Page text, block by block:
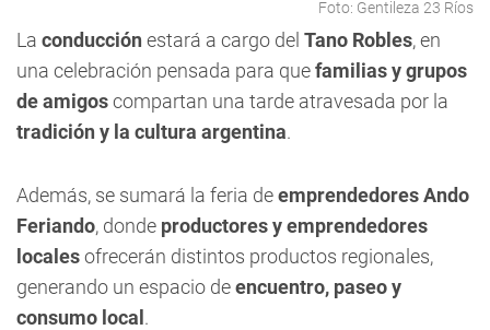
Foto: Gentileza 23 Ríos
La conducción estará a cargo del Tano Robles, en
una celebración pensada para quefamilias y grupos
de amigoscompartan una tarde atravesada por la
tradición y la cultura argentina.
Además, se sumará la feria deemprendedores Ando
Feriando, donde productores y emprendedores
localesofrecerán distintos productos regionales,
generando un espacio deencuentro, paseo y
consumo local .